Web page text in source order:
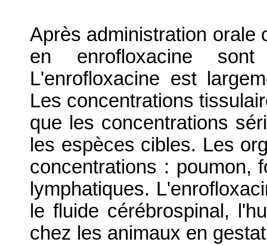
Après administration orale
en enrofloxacine
L'enrofloxacine est
Les concentrations
que les concentrations
les espèces cibles. Les
concentrations : poumon,
lymphatiques.
le fluide cérébrospinal,
chez les animaux en